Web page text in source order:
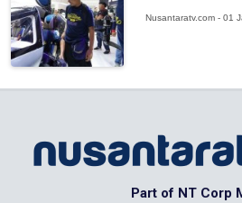
Nusantaratv.com - 01
Part of NT Corp